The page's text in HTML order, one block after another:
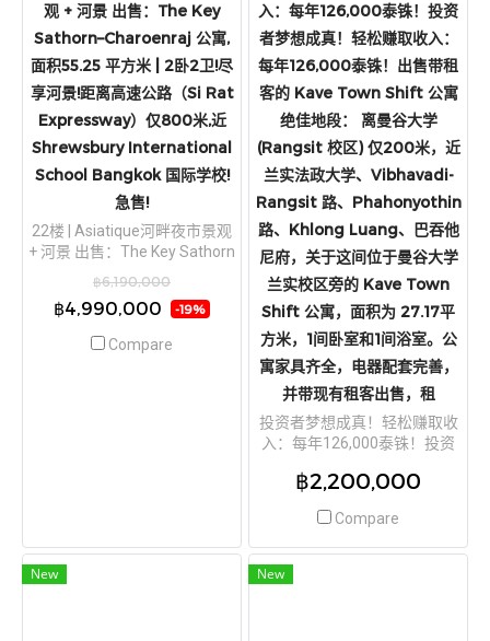
观 + 河景 出售：The Key
Sathorn–Charoenraj 公寓,
面积55.25 平方米 | 2卧2卫!尽
享河景!距离高速公路（Si Rat
Expressway）仅800米,近
Shrewsbury International
School Bangkok 国际学校!
急售!
22楼 | Asiatique河畔夜市景观
+ 河景 出售：The Key Sathorn
平方米 | 2卧2卫!尽享河景!距离
高速公路（Si Rat
Expressway）仅800米,近
Shrewsbury International
฿6,190,000
฿4,990,000 -19%
Compare
入：每年126,000泰铢！投资
者梦想成真！轻松赚取收入：
每年126,000泰铢！出售带租
客的 Kave Town Shift 公寓
绝佳地段： 离曼谷大学
(Rangsit 校区) 仅200米，近
兰实法政大学、Vibhavadi-
Rangsit 路、Phahonyothin
路、Khlong Luang、巴吞他
尼府，关于这间位于曼谷大学
兰实校区旁的 Kave Town
Shift 公寓，面积为 27.17平
方米，1间卧室和1间浴室。公
寓家具齐全，电器配套完善，
并带现有租客出售，租
投资者梦想成真！轻松赚取收
入：每年126,000泰铢！投资
每年126,000泰铢！出售带租
佳地段： 离曼谷大学 (Rangsit
校区) 仅200米，近兰实法政大
学、Vibhavadi-Rangsit 路、
Phahonyothin 路、Khlong
฿2,200,000
Compare
New New